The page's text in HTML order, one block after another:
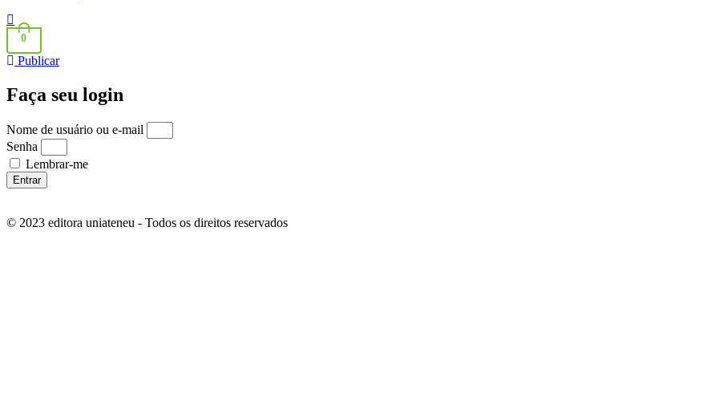
0
Publicar
Faça seu login
Nome de usuário ou e-mail
Senha
Lembrar-me
Entrar
© 2023 editora uniateneu - Todos os direitos reservados